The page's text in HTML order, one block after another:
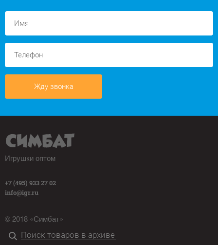
Жду звонка
Игрушки оптом
+7 (495) 933 27 02
info@igr.ru
© 2018 «Симбат»